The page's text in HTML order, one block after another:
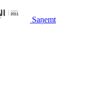
Saņemt